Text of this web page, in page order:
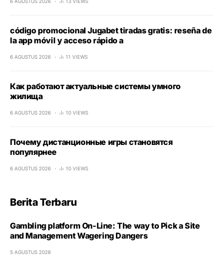
código promocional Jugabet tiradas gratis: reseña de
la app móvil y acceso rápido a
6 AGUSTUS 2026 11 VIEWS
Как работают актуальные системы умного
жилища
6 AGUSTUS 2026 10 VIEWS
Почему дистанционные игры становятся
популярнее
6 AGUSTUS 2026 10 VIEWS
Berita Terbaru
Gambling platform On-Line: The way to Pick a Site
and Management Wagering Dangers
5 AGUSTUS 2026